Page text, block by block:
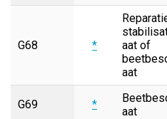
G68 *
aat of
aat
G69 *
aat